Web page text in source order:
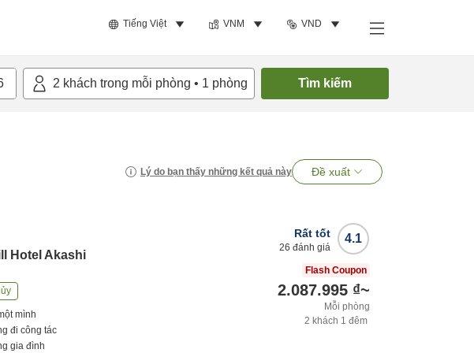
Tiếng Việt VNM VND
2 khách trong mỗi phòng • 1 phòng Tìm kiếm
Lý do bạn thấy những kết quả này Đề xuất
Hotel Akashi
mình
đi công tác
gia đình
4.1
Rất tốt
26 đánh giá
Flash Coupon
2.087.995 ₫~
Mỗi phòng
2 khách 1 đêm